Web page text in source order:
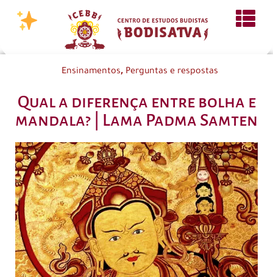
Ensinamentos, Perguntas e respostas
Qual a diferença entre bolha e
mandala? | Lama Padma Samten